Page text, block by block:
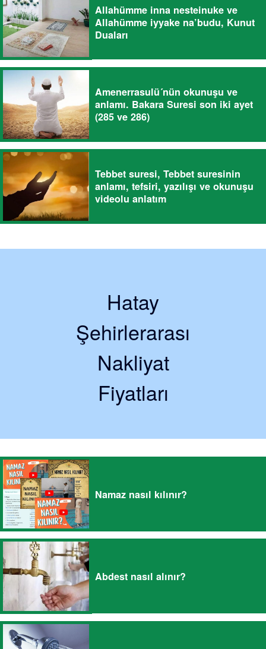
Allahümme inna nesteinuke ve
Allahümme iyyake na’budu, Kunut
Duaları
Amenerrasulü´nün okunuşu ve
anlamı. Bakara Suresi son iki ayet
(285 ve 286)
Tebbet suresi, Tebbet suresinin
anlamı, tefsiri, yazılışı ve okunuşu
videolu anlatım
Hatay
Şehirlerarası
Nakliyat
Fiyatları
Namaz nasıl kılınır?
Abdest nasıl alınır?